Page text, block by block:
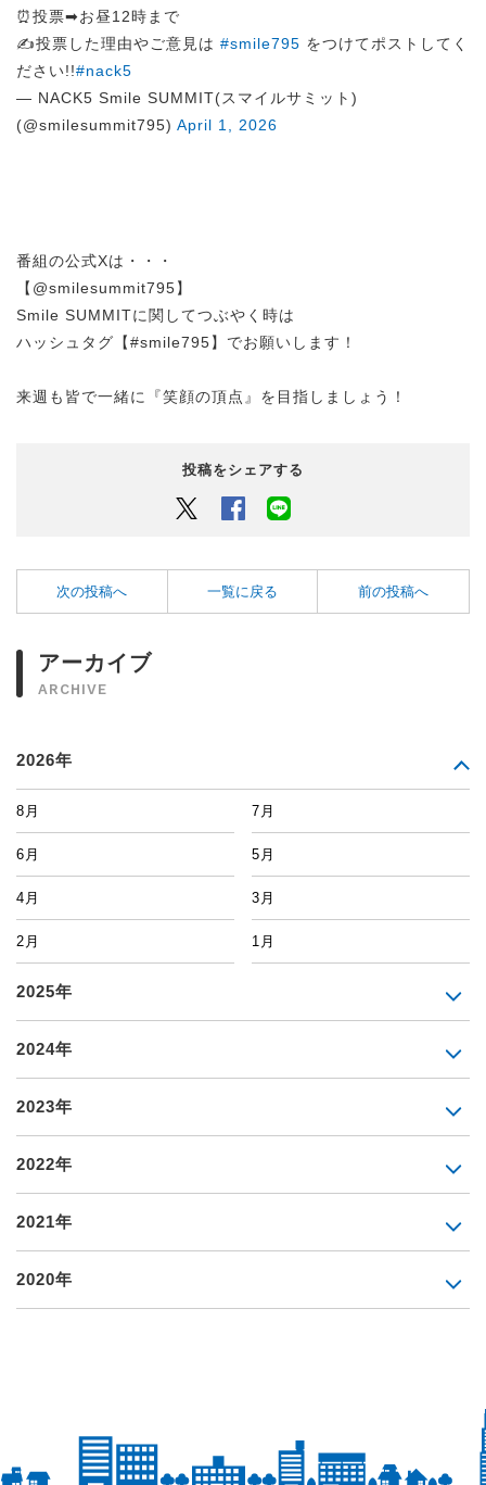
⏰投票➡︎お昼12時まで
✍️投票した理由やご意見は #smile795 をつけてポストしてく
ださい!!#nack5
— NACK5 Smile SUMMIT(スマイルサミット)
(@smilesummit795) April 1, 2026
番組の公式Xは・・・
【@smilesummit795】
Smile SUMMITに関してつぶやく時は
ハッシュタグ【#smile795】でお願いします！
来週も皆で一緒に『笑顔の頂点』を目指しましょう！
投稿をシェアする
Twitter Facebook
次の投稿へ 一覧に戻る 前の投稿へ
アーカイブ
ARCHIVE
2026年
8月 7月
6月 5月
4月 3月
2月 1月
2025年
2024年
2023年
2022年
2021年
2020年